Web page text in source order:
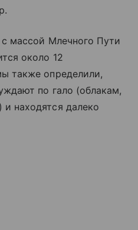
массой Млечного Пути
около 12
также определили,
по гало (облакам,
находятся далеко